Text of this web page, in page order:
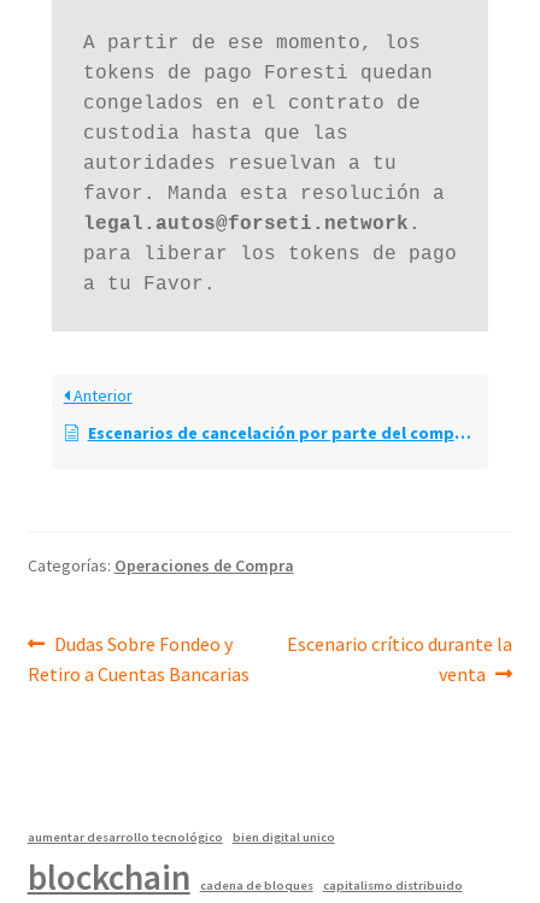
A partir de ese momento, los
tokens de pago Foresti quedan
congelados en el contrato de
custodia hasta que las
autoridades resuelvan a tu
legal.autos@forseti.network .
para liberar los tokens de pago
a tu Favor.
Anterior
Escenarios de cancelación por parte del comprador
Categorías: Operaciones de Compra
Navegación
de
Entrada
anterior:
Dudas Sobre Fondeo y
Retiro a Cuentas Bancarias
Siguiente
Escenario crítico durante la
venta
aumentar desarrollo tecnológico bien digital unico
blockchain cadena de bloques capitalismo distribuido